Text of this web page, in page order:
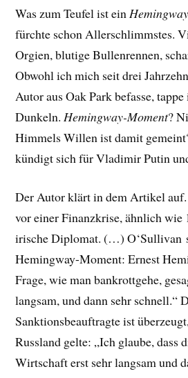
Was zum Teufel ist ein
fürchte schon Allerschlimmstes.
Orgien, blutige Bullenrennen,
Obwohl ich mich seit drei
Autor aus Oak Park befasse,
Dunkeln. Hemingway-Moment?
Himmels Willen ist damit
kündigt sich für Vladimir Putin
Der Autor klärt in dem Artikel auf.
vor einer Finanzkrise, ähnlich wie
irische Diplomat. (…) O‘Sullivan
Hemingway-Moment: Ernest
Frage, wie man bankrottgehe,
langsam, und dann sehr schnell.“
Sanktionsbeauftragte ist
Russland gelte: „Ich glaube, dass
Wirtschaft erst sehr langsam und